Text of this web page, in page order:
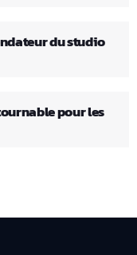
du studio
pour les